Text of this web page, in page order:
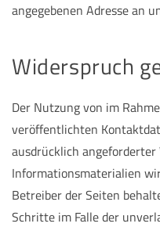
angegebenen Adresse an
Widerspruch
Der Nutzung von im
veröffentlichten
ausdrücklich
Informationsmaterialien
Betreiber der Seiten
Schritte im Falle der